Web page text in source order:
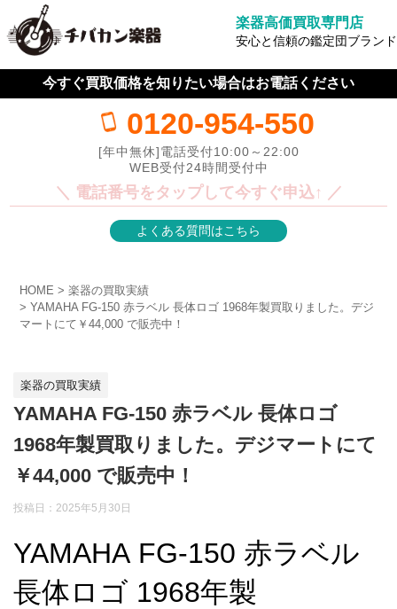
楽器高価買取専門店
安心と信頼の鑑定団ブランド
今すぐ買取価格を知りたい場合はお電話ください
0120-954-550
[年中無休]電話受付10:00～22:00
WEB受付24時間受付中
＼ 電話番号をタップして今すぐ申込↑ ／
よくある質問はこちら
HOME
楽器の買取実績
YAMAHA FG-150 赤ラベル 長体ロゴ 1968年製買取りました。デジ
マートにて￥44,000 で販売中！
楽器の買取実績
YAMAHA FG-150 赤ラベル 長体ロゴ
1968年製買取りました。デジマートにて
￥44,000 で販売中！
投稿日： 2025年5月30日
YAMAHA FG-150 赤ラベル
長体ロゴ 1968年製